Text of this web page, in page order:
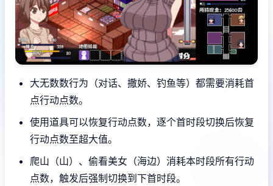
大无数数行为（对话、撒娇、钓鱼等）都需要消耗首
点行动点数。
使用道具可以恢复行动点数，逐个首时段切换后恢复
行动点数至超大值。
爬山（山）、偷看美女（海边）消耗本时段所有行动
点数，触发后强制切换到下首时段。